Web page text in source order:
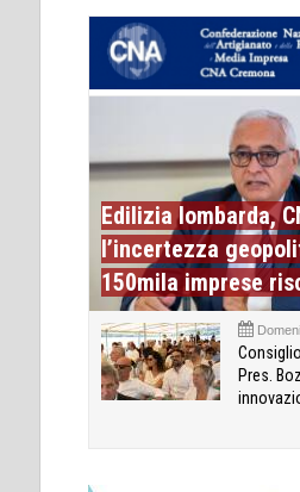
Edilizia lombarda,
l’incertezza
150mila imprese
Pres.